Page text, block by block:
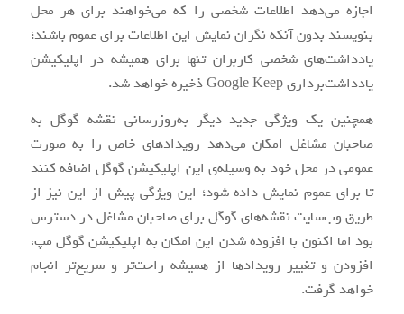
اجازه می‌دهد اطلاعات شخصی را که می‌خواهند برای هر محل
بنویسند بدون آنکه نگران نمایش این اطلاعات برای عموم باشند؛
یادداشت‌های شخصی کاربران تنها برای همیشه در اپلیکیشن
یادداشت‌برداری Google Keep ذخیره خواهد شد.
همچنین یک ویژگی جدید دیگر به‌روزرسانی نقشه گوگل به
صاحبان مشاغل امکان می‌دهد رویدادهای خاص را به صورت
عمومی در محل خود به وسیله‌ی این اپلیکیشن گوگل اضافه کنند
تا برای عموم نمایش داده شود؛ این ویژگی پیش از این نیز از
طریق وب‌سایت نقشه‌های گوگل برای صاحبان مشاغل در دسترس
بود اما اکنون با افزوده شدن این امکان به اپلیکیشن گوگل مپ،
افزودن و تغییر رویدادها از همیشه راحت‌تر و سریع‌تر انجام
خواهد گرفت.